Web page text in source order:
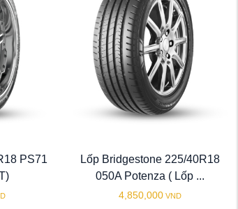
PS71
Lốp Bridgestone 225/40R18
050A Potenza ( Lốp ...
4,850,000 VND